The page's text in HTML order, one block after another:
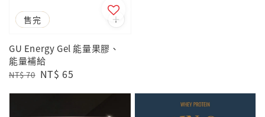
優惠
售完
GU Energy Gel 能量果膠、
能量補給
Regular
NT$ 70 Sale
NT$ 65